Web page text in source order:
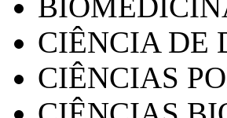
CIÊNCIA DE
CIÊNCIAS